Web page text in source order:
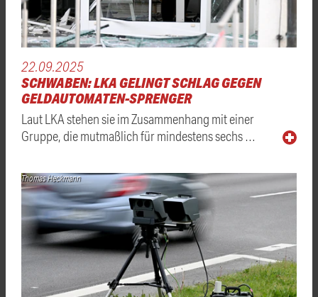
22.09.2025
SCHWABEN: LKA GELINGT SCHLAG GEGEN
GELDAUTOMATEN-SPRENGER
Laut LKA stehen sie im Zusammenhang mit einer
Gruppe, die mutmaßlich für mindestens sechs …
Thomas Heckmann